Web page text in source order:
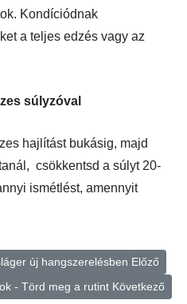
Kondíciódnak
a teljes edzés vagy az
súlyzóval
hajlítást bukásig, majd
csökkentsd a súlyt 20-
ismétlést, amennyit
új hangszerelésben Előző
- Törd meg a rutint Következő